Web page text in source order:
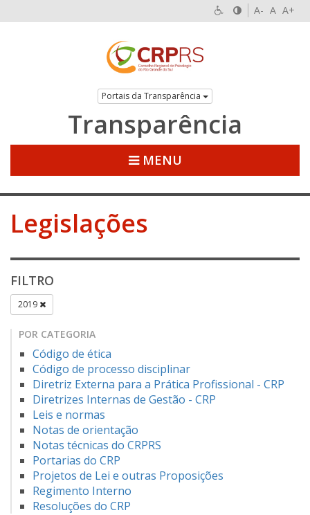
A- A A+
Portais da Transparência
Transparência
MENU
Legislações
FILTRO
2019
POR CATEGORIA
Código de ética
Código de processo disciplinar
Diretriz Externa para a Prática Profissional - CRP
Diretrizes Internas de Gestão - CRP
Leis e normas
Notas de orientação
Notas técnicas do CRPRS
Portarias do CRP
Projetos de Lei e outras Proposições
Regimento Interno
Resoluções do CRP